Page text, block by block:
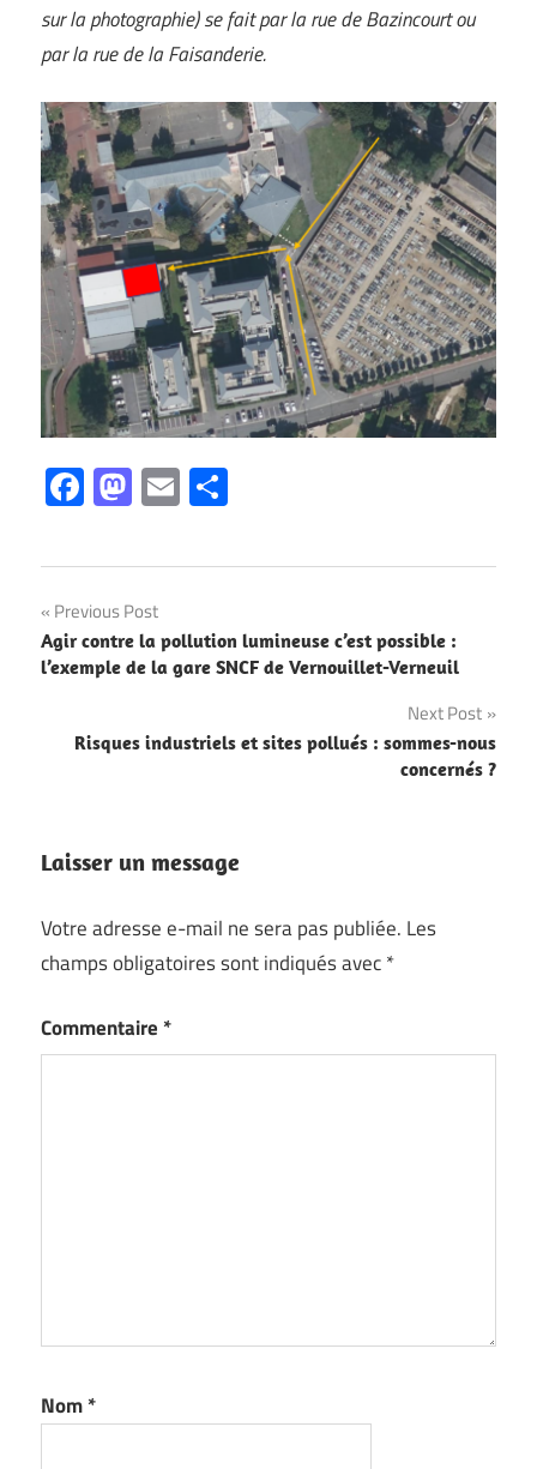
sur la photographie) se fait par la rue de Bazincourt ou
par la rue de la Faisanderie.
Facebook
Mastodon
Email
Navigation
de
Previous Post
Agir contre la pollution lumineuse c’est possible :
l’exemple de la gare SNCF de Vernouillet-Verneuil
Next Post
Risques industriels et sites pollués : sommes-nous
concernés ?
Laisser un message
Votre adresse e-mail ne sera pas publiée. Les
champs obligatoires sont indiqués avec*
Commentaire *
Nom*